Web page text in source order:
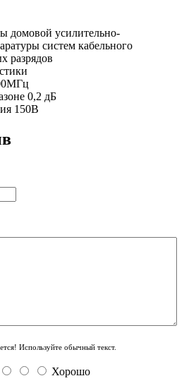
домовой усилительно-
систем кабельного
разрядов
0,2 дБ
150В
Используйте обычный текст.
Хорошо